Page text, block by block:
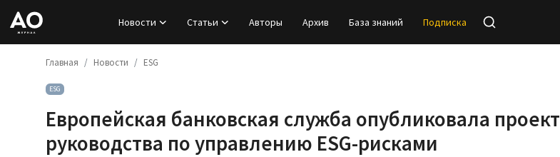
Новости Статьи Авторы Архив База знаний Подписка
Главная Новости ESG
ESG
Европейская банковская служба опубликовала проект
руководства по управлению ESG-рисками